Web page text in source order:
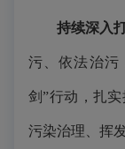
持续深入
污、依法治污
剑”行动，扎
污染治理、挥